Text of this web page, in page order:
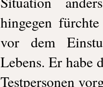
hingegen
vor dem
Lebens. Er habe
Testpersonen